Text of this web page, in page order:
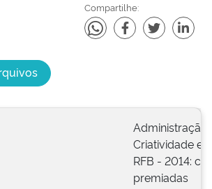
Compartilhe:
Administração
Criatividade e
RFB - 2014:
premiadas